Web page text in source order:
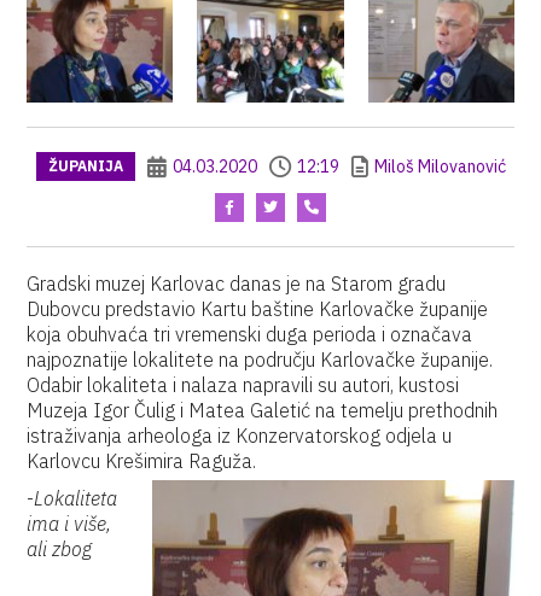
ŽUPANIJA 04.03.2020 12:19 Miloš Milovanović
Gradski muzej Karlovac danas je na Starom gradu
Dubovcu predstavio Kartu baštine Karlovačke županije
koja obuhvaća tri vremenski duga perioda i označava
najpoznatije lokalitete na području Karlovačke županije.
Odabir lokaliteta i nalaza napravili su autori, kustosi
Muzeja Igor Čulig i Matea Galetić na temelju prethodnih
istraživanja arheologa iz Konzervatorskog odjela u
Karlovcu Krešimira Raguža.
-Lokaliteta
ima i više,
ali zbog